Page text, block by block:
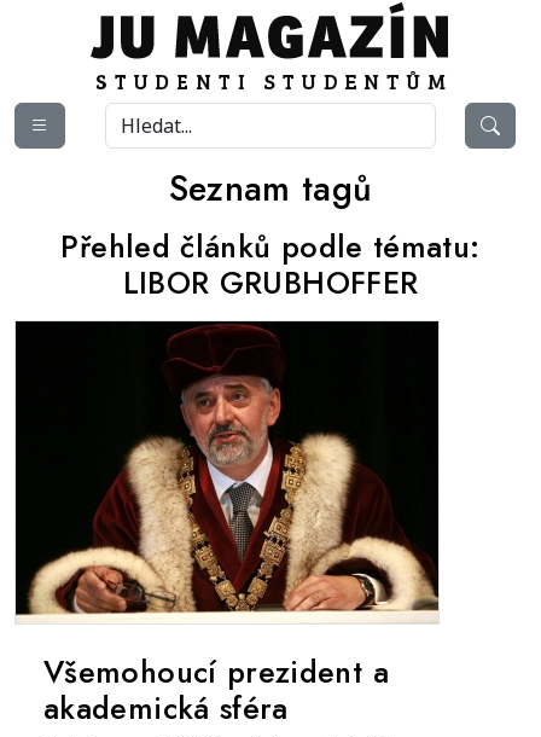
Seznam tagů
Přehled článků podle tématu:
LIBOR GRUBHOFFER
Všemohoucí prezident a
akademická sféra